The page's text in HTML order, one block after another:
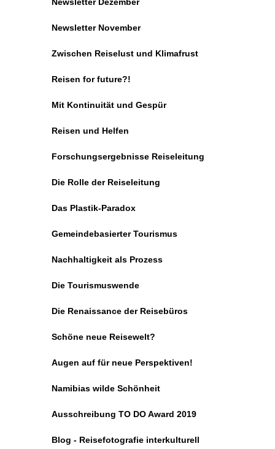
Newsletter November
Zwischen Reiselust und Klimafrust
Reisen for future?!
Mit Kontinuität und Gespür
Reisen und Helfen
Forschungsergebnisse Reiseleitung
Die Rolle der Reiseleitung
Das Plastik-Paradox
Gemeindebasierter Tourismus
Nachhaltigkeit als Prozess
Die Tourismuswende
Die Renaissance der Reisebüros
Schöne neue Reisewelt?
Augen auf für neue Perspektiven!
Namibias wilde Schönheit
Ausschreibung TO DO Award 2019
Blog - Reisefotografie interkulturell